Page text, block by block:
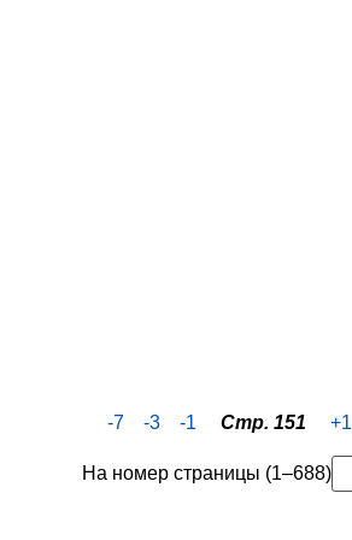
-7 -3 -1 Стр. 151 +1
На номер страницы (1–688)